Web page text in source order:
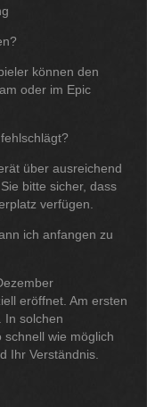
können den
oder im Epic
über ausreichend
bitte sicher, dass
verfügen.
ich anfangen zu
eröffnet. Am ersten
In solchen
wie möglich
Ihr Verständnis.